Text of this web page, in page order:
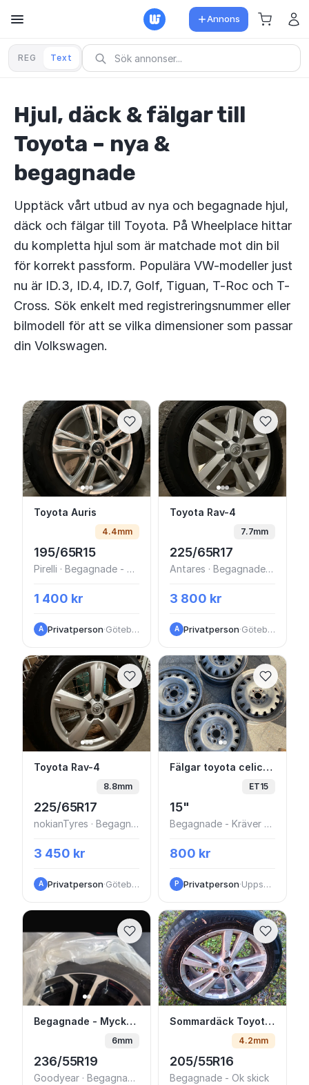
Annons
REG Text
Hjul, däck & fälgar till
Toyota – nya &
begagnade
Upptäck vårt utbud av nya och begagnade hjul,
däck och fälgar till Toyota. På Wheelplace hittar
du kompletta hjul som är matchade mot din bil
för korrekt passform. Populära VW-modeller just
nu är ID.3, ID.4, ID.7, Golf, Tiguan, T-Roc och T-
Cross. Sök enkelt med registreringsnummer eller
bilmodell för att se vilka dimensioner som passar
din Volkswagen.
Toyota Auris
Toyota Auris
4.4mm
195/65R15
Pirelli · Begagnade - bra skick
1 400 kr
A Privatperson· Göteborg
Toyota Rav-4
Toyota Rav-4
7.7mm
225/65R17
Antares · Begagnade - Mycket bra skick
3 800 kr
A Privatperson· Göteborg
Toyota Rav-4
Toyota Rav-4
8.8mm
225/65R17
nokianTyres · Begagnade - Mycket bra skick
3 450 kr
A Privatperson· Göteborg
Fälgar toyota celica
Fälgar toyota celica 92
ET15
15"
Begagnade - Kräver åtgärd
800 kr
P Privatperson· Uppsala
Begagnade - Mycket bra skick Vinterdäck
Begagnade - Mycket bra skick Vinterdäck friktion 19" 5x114.3 Goodyear — Toyota Rav-4
6mm
236/55R19
Goodyear · Begagnade - bra skick
Sommardäck Toyota
Sommardäck Toyota Avensis begagnade x4
4.2mm
205/55R16
Begagnade - Ok skick